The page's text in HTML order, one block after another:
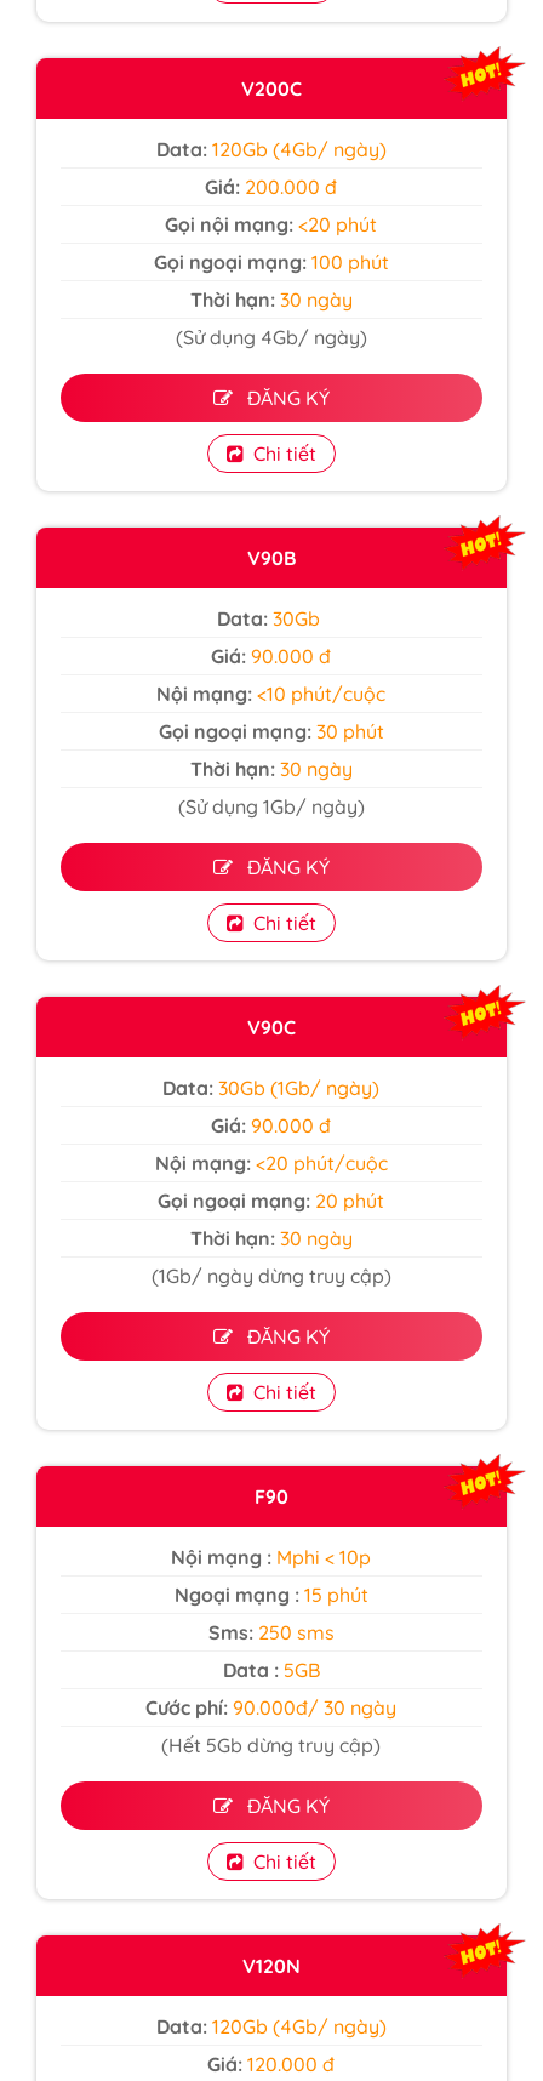
V200C
Data: 120Gb (4Gb/ ngày)
Giá: 200.000 đ
Gọi nội mạng:<20 phút
Gọi ngoại mạng:100 phút
Thời hạn:30 ngày
(Sử dụng 4Gb/ ngày)
ĐĂNG KÝ
Chi tiết
V90B
Data: 30Gb
Giá:90.000 đ
Nội mạng:<10 phút/cuộc
Gọi ngoại mạng:30 phút
Thời hạn:30 ngày
(Sử dụng 1Gb/ ngày)
ĐĂNG KÝ
Chi tiết
V90C
Data: 30Gb (1Gb/ ngày)
Giá:90.000 đ
Nội mạng: <20 phút/cuộc
Gọi ngoại mạng: 20 phút
Thời hạn:30 ngày
(1Gb/ ngày dừng truy cập)
ĐĂNG KÝ
Chi tiết
F90
Nội mạng : Mphi < 10p
Ngoại mạng :15 phút
Sms:250 sms
Data :5GB
Cước phí: 90.000đ/ 30 ngày
(Hết 5Gb dừng truy cập)
ĐĂNG KÝ
Chi tiết
V120N
Data: 120Gb (4Gb/ ngày)
Giá:120.000 đ